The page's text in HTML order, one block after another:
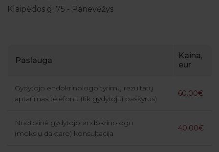
Klaipėdos g. 75 - Panevėžys
Paslauga
Kaina,
eur
Gydytojo endokrinologo tyrimų rezultatų
aptarimas telefonu (tik gydytojui paskyrus)
60.00€
Nuotolinė gydytojo endokrinologo
(mokslų daktaro) konsultacija
40.00€